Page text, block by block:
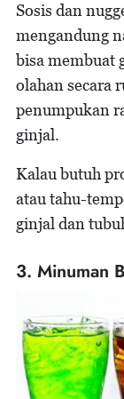
Sosis dan
mengandung
bisa membuat
olahan secara
penumpukan
ginjal.
Kalau butuh
atau tahu-
ginjal dan
3. Minuman